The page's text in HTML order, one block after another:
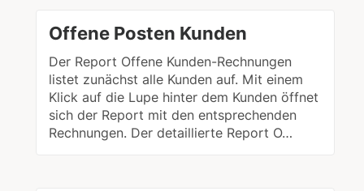
Offene Posten Kunden
Der Report Offene Kunden-Rechnungen
listet zunächst alle Kunden auf. Mit einem
Klick auf die Lupe hinter dem Kunden öffnet
sich der Report mit den entsprechenden
Rechnungen. Der detaillierte Report O…